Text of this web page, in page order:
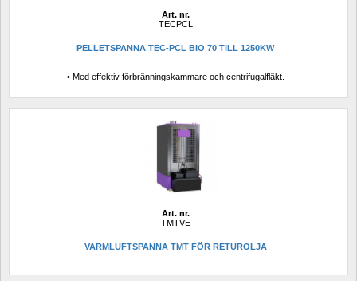
Art. nr.
TECPCL
PELLETSPANNA TEC-PCL BIO 70 TILL 1250KW
• Med effektiv förbränningskammare och centrifugalfläkt.
Art. nr.
TMTVE
VARMLUFTSPANNA TMT FÖR RETUROLJA